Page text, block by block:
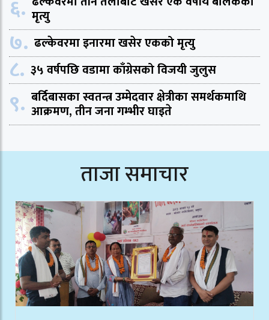
६. मृत्यु
७. ढल्केवरमा इनारमा खसेर एकको मृत्यु
८. ३५ वर्षपछि वडामा काँग्रेसको विजयी जुलुस
९. बर्दिबासका स्वतन्त्र उम्मेदवार क्षेत्रीका समर्थकमाथि
आक्रमण, तीन जना गम्भीर घाइते
ताजा समाचार